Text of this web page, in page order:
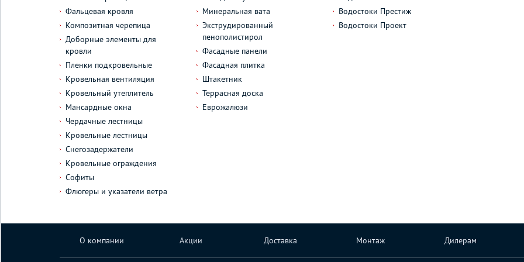
Фальцевая кровля
Композитная черепица
Доборные элементы для
кровли
Пленки подкровельные
Кровельная вентиляция
Кровельный утеплитель
Мансардные окна
Чердачные лестницы
Кровельные лестницы
Снегозадержатели
Кровельные ограждения
Софиты
Флюгеры и указатели ветра
Минеральная вата
Экструдированный
пенополистирол
Фасадные панели
Фасадная плитка
Штакетник
Террасная доска
Еврожалюзи
Водостоки Престиж
Водостоки Проект
О компании Акции Доставка Монтаж Дилерам